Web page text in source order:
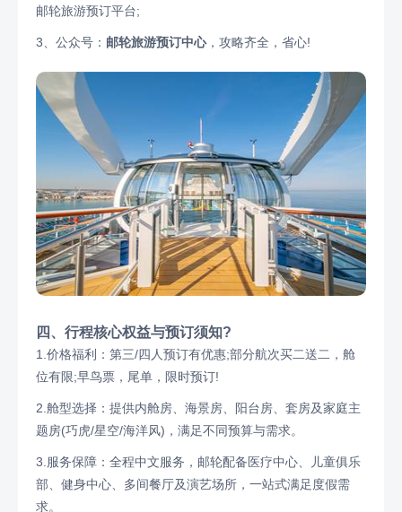
邮轮旅游预订平台;
3、公众号： 邮轮旅游预订中心，攻略齐全，省心!
四、行程核心权益与预订须知?
1.价格福利：第三/四人预订有优惠;部分航次买二送二，舱
位有限;早鸟票，尾单，限时预订!
2.舱型选择：提供内舱房、海景房、阳台房、套房及家庭主
题房(巧虎/星空/海洋风)，满足不同预算与需求。
3.服务保障：全程中文服务，邮轮配备医疗中心、儿童俱乐
部、健身中心、多间餐厅及演艺场所，一站式满足度假需
求。